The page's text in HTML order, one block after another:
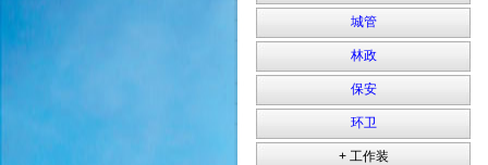
城管
林政
保安
环卫
+ 工作装